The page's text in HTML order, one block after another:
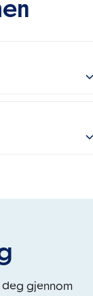
deg gjennom